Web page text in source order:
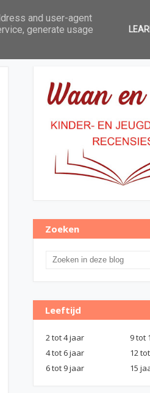
Over Waan en Wijs
Zoeken
Leeftijd
2 tot 4 jaar
9 tot
4 tot 6 jaar
12
6 tot 9 jaar
15
and user-agent
generate usage